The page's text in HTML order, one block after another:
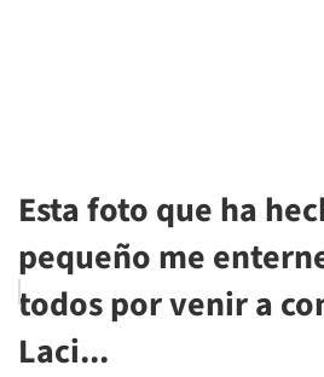
Esta foto que ha
pequeño me
todos por venir a
Laci...